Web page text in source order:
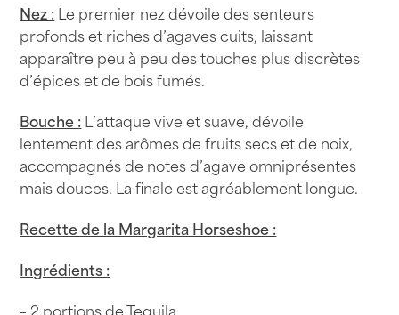
Nez :Le premier nez dévoile des senteurs
profonds et riches d’agaves cuits, laissant
apparaître peu à peu des touches plus discrètes
d’épices et de bois fumés.
Bouche :L’attaque vive et suave, dévoile
lentement des arômes de fruits secs et de noix,
accompagnés de notes d’agave omniprésentes
mais douces. La finale est agréablement longue.
Recette de la Margarita Horseshoe :
Ingrédients :
– 2 portions de Tequila